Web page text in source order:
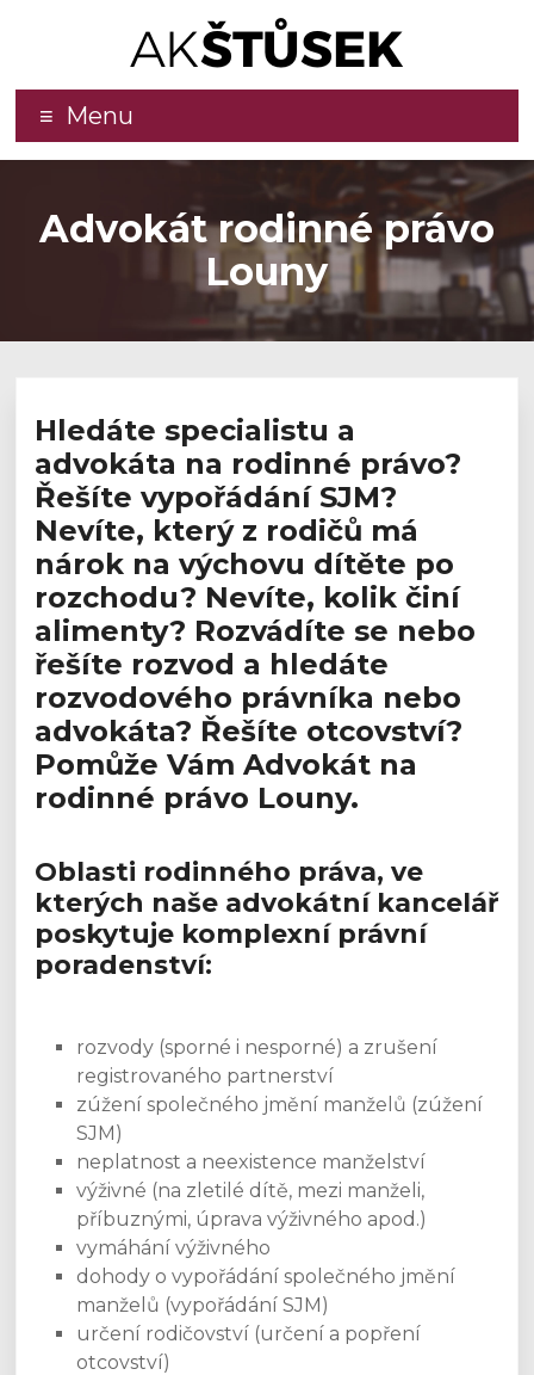
Advokátní
kancelář
JUDr.
Jaromír
Štůsek,
Ph.D.
Kvalitní
efektivní
právní
Menu
Advokát rodinné právo
Louny
Hledáte specialistu a
advokáta na rodinné právo?
Řešíte vypořádání SJM?
Nevíte, který z rodičů má
nárok na výchovu dítěte po
rozchodu? Nevíte, kolik činí
alimenty? Rozvádíte se nebo
řešíte rozvod a hledáte
rozvodového právníka nebo
advokáta? Řešíte otcovství?
Pomůže Vám Advokát na
rodinné právo Louny.
Oblasti rodinného práva, ve
kterých naše advokátní kancelář
poskytuje komplexní právní
poradenství:
rozvody (sporné i nesporné) a zrušení
registrovaného partnerství
zúžení společného jmění manželů (zúžení
SJM)
neplatnost a neexistence manželství
výživné (na zletilé dítě, mezi manželi,
příbuznými, úprava výživného apod.)
vymáhání výživného
dohody o vypořádání společného jmění
manželů (vypořádání SJM)
určení rodičovství (určení a popření
otcovství)